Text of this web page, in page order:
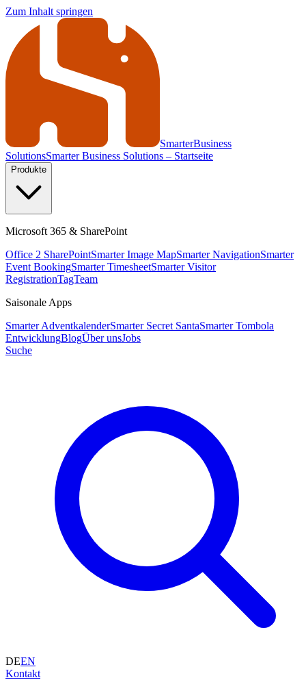
Zum Inhalt springen
SmarterBusiness
SolutionsSmarter Business Solutions – Startseite
Produkte
Microsoft 365 & SharePoint
Office 2 SharePointSmarter Image MapSmarter NavigationSmarter
Event BookingSmarter TimesheetSmarter Visitor
RegistrationTagTeam
Saisonale Apps
Smarter AdventkalenderSmarter Secret SantaSmarter Tombola
EntwicklungBlogÜber unsJobs
Suche
DEEN
Kontakt